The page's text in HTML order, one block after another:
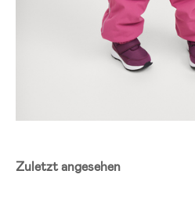
Zuletzt angesehen